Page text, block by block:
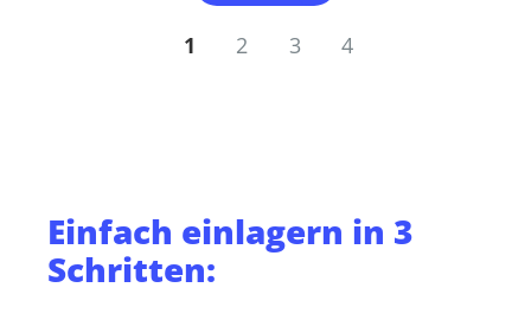
1 2 3 4
Einfach einlagern in 3
Schritten: